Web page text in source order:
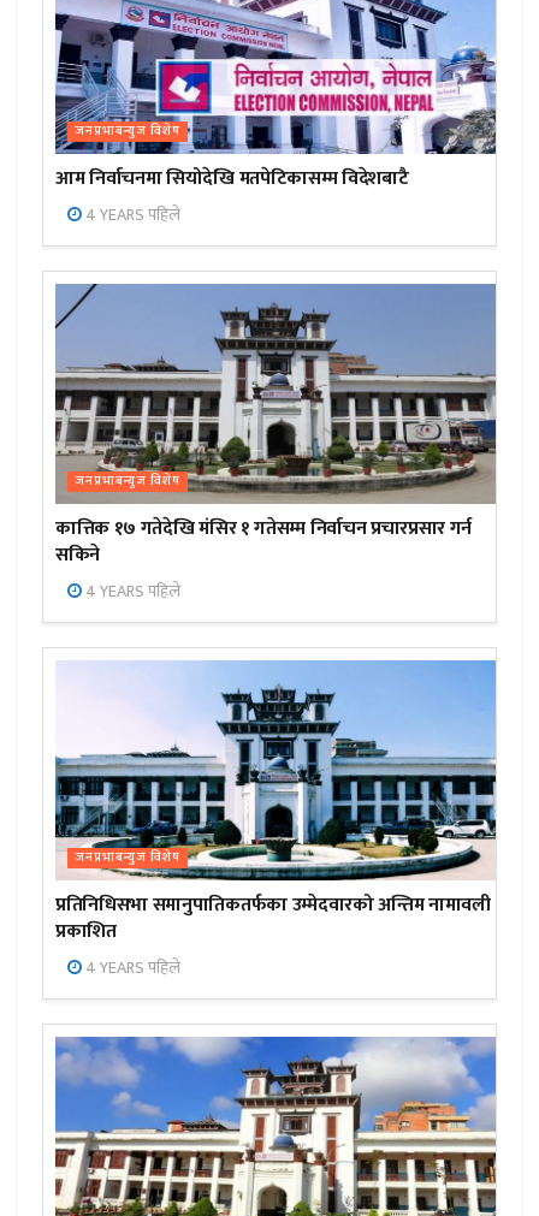
जनप्रभाबन्युज विशेष
आम निर्वाचनमा सियोदेखि मतपेटिकासम्म विदेशबाटै
4 YEARS पहिले
जनप्रभाबन्युज विशेष
कात्तिक १७ गतेदेखि मंसिर १ गतेसम्म निर्वाचन प्रचारप्रसार गर्न
सकिने
4 YEARS पहिले
जनप्रभाबन्युज विशेष
प्रतिनिधिसभा समानुपातिकतर्फका उम्मेदवारको अन्तिम नामावली
प्रकाशित
4 YEARS पहिले